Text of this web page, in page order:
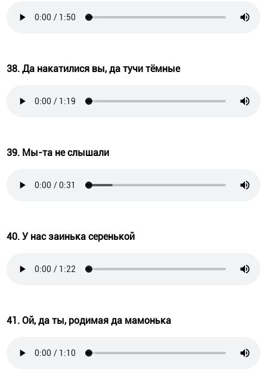
38. Да накатилися вы, да тучи тёмные
39. Мы-та не слышали
40. У нас заинька серенькой
41. Ой, да ты, родимая да мамонька